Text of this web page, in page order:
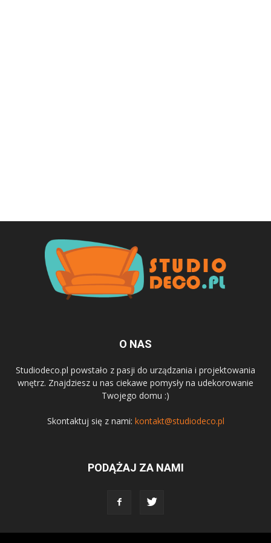
O NAS
Studiodeco.pl powstało z pasji do urządzania i projektowania
wnętrz. Znajdziesz u nas ciekawe pomysły na udekorowanie
Twojego domu :)
Skontaktuj się z nami: kontakt@studiodeco.pl
PODĄŻAJ ZA NAMI